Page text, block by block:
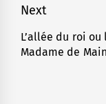
Next
Next
post:
L’allée du roi
Madame de